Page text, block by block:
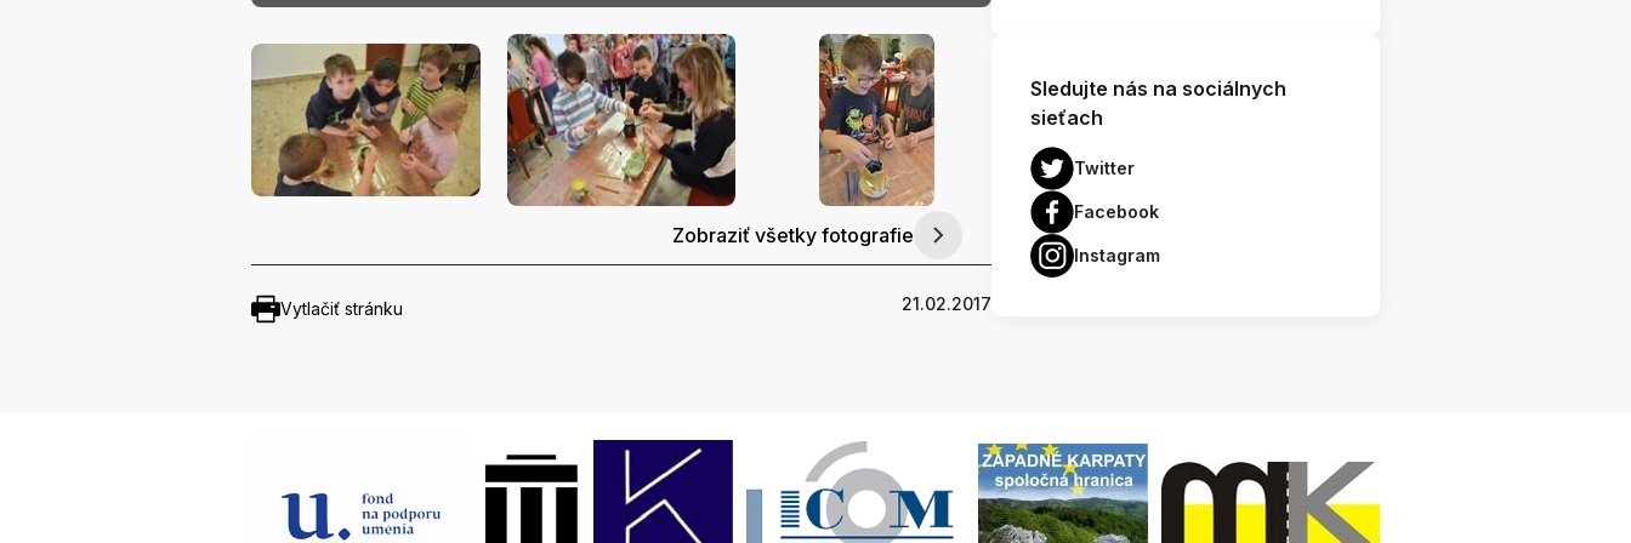
Zobraziť všetky fotografie
Vytlačiť stránku 21.02.2017
Sledujte nás na sociálnych
sieťach
Twitter
Facebook
Instagram